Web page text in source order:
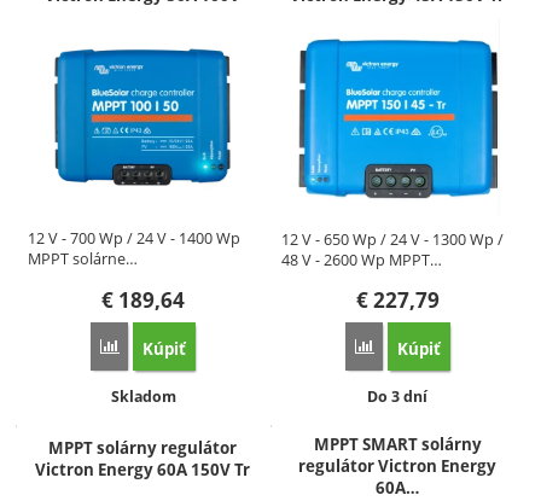
12 V - 700 Wp / 24 V - 1400 Wp
MPPT solárne…
€ 189,64
Porovnať
Kúpiť
Dostupnosť:
Skladom
12 V - 650 Wp / 24 V - 1300 Wp /
48 V - 2600 Wp MPPT…
€227,79
Porovnať
Kúpiť
Dostupnosť:
Do 3 dní
MPPT solárny regulátor
Victron Energy 60A 150V Tr
MPPT SMART solárny
regulátor Victron Energy
60A…